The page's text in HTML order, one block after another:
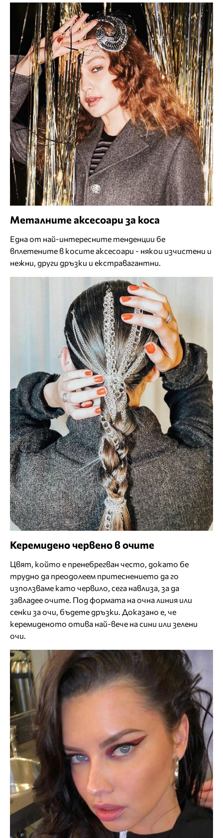
Металните аксесоари за коса
Една от най-интересните тенденции бе
вплетените в косите аксесоари - някои изчистени и
нежни, други дръзки и екстравагантни.
Керемидено червено в очите
Цвят, който е пренебрегван често, докато бе
трудно да преодолеем притеснението да го
използваме като червило, сега навлиза, за да
завладее очите. Под формата на очна линия или
сенки за очи, бъдете дръзки. Доказано е, че
керемиденото отива най-вече на сини или зелени
очи.